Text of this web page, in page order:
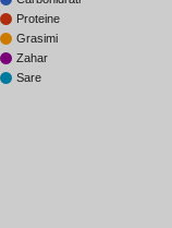
Proteine
Grasimi
Zahar
Sare